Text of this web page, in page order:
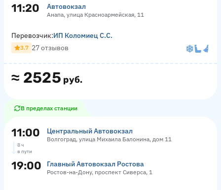
11:20 Автовокзал
Анапа, улица Красноармейская, 11
≈ 2525 руб.
Перевозчик:ИП Коломиец С.С.
3.7 27 отзывов
В пределах станции
11:00 Центральный Автовокзал
Волгоград, улица Михаила Балонина, дом 11
8 ч
в пути
19:00 Главный Автовокзал Ростова
Ростов-на-Дону, проспект Сиверса, 1